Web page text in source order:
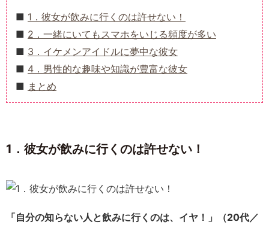
1．彼女が飲みに行くのは許せない！
2．一緒にいてもスマホをいじる頻度が多い
3．イケメンアイドルに夢中な彼女
4．男性的な趣味や知識が豊富な彼女
まとめ
1．彼女が飲みに行くのは許せない！
「自分の知らない人と飲みに行くのは、イヤ！」（20代／